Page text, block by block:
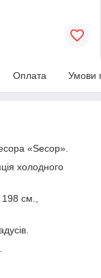
Оплата Умови
«Secop».
холодного
см.,